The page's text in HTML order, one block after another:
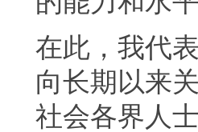
在此，我代
向长期以来
社会各界人